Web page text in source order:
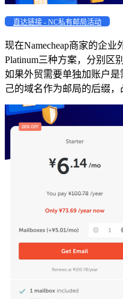
直达链接 - NC私有邮局活动
现在Namecheap商家的企业
Platinum三种方案，分别区
如果外贸需要单独加账户
己的域名作为邮局的后缀，